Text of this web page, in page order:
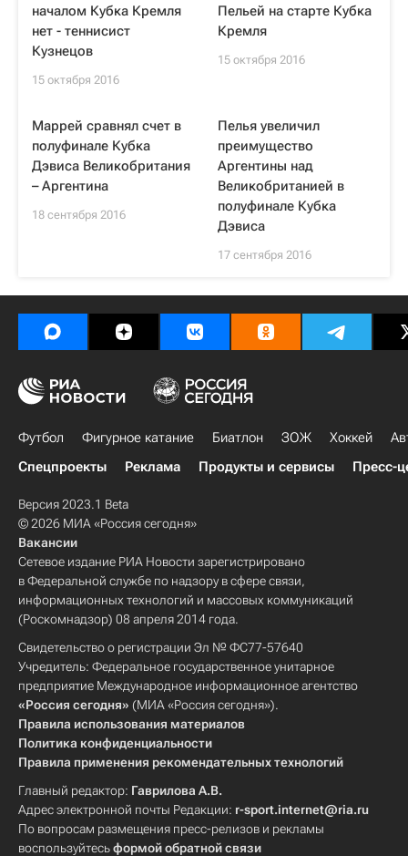
началом Кубка Кремля
нет - теннисист
Кузнецов
15 октября 2016
Пельей на старте Кубка
Кремля
15 октября 2016
Маррей сравнял счет в
полуфинале Кубка
Дэвиса Великобритания
– Аргентина
18 сентября 2016
Пелья увеличил
преимущество
Аргентины над
Великобританией в
полуфинале Кубка
Дэвиса
17 сентября 2016
Футбол Фигурное катание Биатлон ЗОЖ Хоккей
Спецпроекты
Реклама Продукты и сервисы Пресс-
Версия 2023.1 Beta
© 2026 МИА «Россия сегодня»
Вакансии
Сетевое издание РИА Новости зарегистрировано
в Федеральной службе по надзору в сфере связи,
информационных технологий и массовых коммуникаций
(Роскомнадзор) 08 апреля 2014 года.
Свидетельство о регистрации Эл № ФС77-57640
Учредитель: Федеральное государственное унитарное
предприятие Международное информационное агентство
«Россия сегодня» (МИА «Россия сегодня»).
Правила использования материалов
Политика конфиденциальности
Правила применения рекомендательных технологий
Главный редактор: Гаврилова А.В.
Адрес электронной почты Редакции: r-sport.internet@ria.ru
По вопросам размещения пресс-релизов и рекламы
воспользуйтесьформой обратной связи